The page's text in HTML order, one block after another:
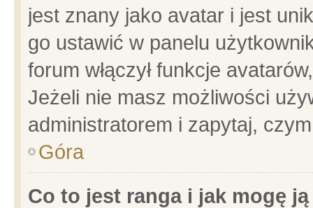
jest znany jako avatar i jest
go ustawić w panelu
forum włączył funkcje
Jeżeli nie masz możliwości
administratorem i zapytaj,
Góra
Co to jest ranga i jak mogę